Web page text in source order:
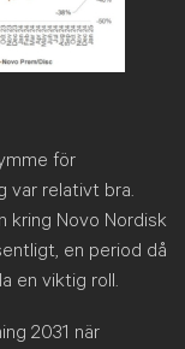
för
var relativt bra.
kring Novo Nordisk
en period då
en viktig roll.
2031 när